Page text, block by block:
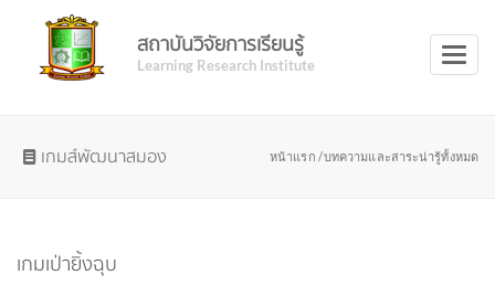
สถาบันวิจัยการเรียนรู้
Learning Research Institute
เกมส์พัฒนาสมอง หน้าแรก /บทความและสาระน่ารู้ทั้งหมด
เกมเป่ายิ้งฉุบ